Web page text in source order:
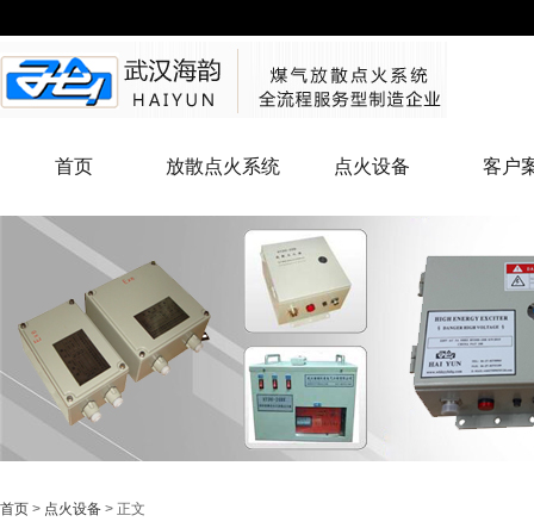
首页 放散点火系统 点火设备 客户
首页 > 点火设备 > 正文